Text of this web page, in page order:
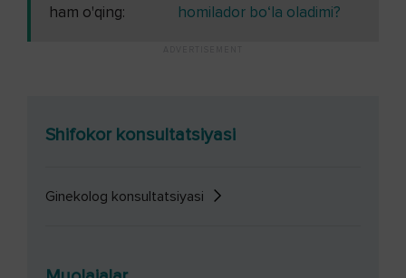
ham o'qing:
homilador bo‘la oladimi?
Shifokor konsultatsiyasi
Ginekolog konsultatsiyasi